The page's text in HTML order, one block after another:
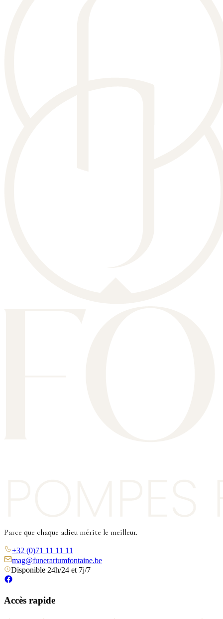
Parce que chaque adieu mérite le meilleur.
+32 (0)71 11 11 11
mag@funerariumfontaine.be
Disponible 24h/24 et 7j/7
Accès rapide